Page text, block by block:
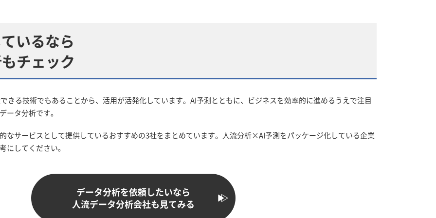
いるなら
チェック
きる技術でもあることから、活用が活発化しています。AI予測とともに、ビジネスを効率的に進めるうえで注目
ータ分析です。
なサービスとして提供しているおすすめの3社をまとめています。人流分析×AI予測をパッケージ化している企業
にしてください。
データ分析を依頼したいなら
人流データ分析会社も見てみる